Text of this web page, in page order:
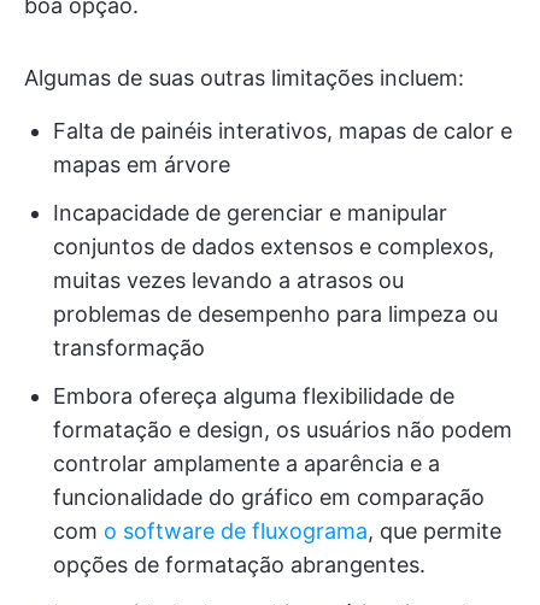
boa opção.
Algumas de suas outras limitações incluem:
Falta de painéis interativos, mapas de calor e
mapas em árvore
Incapacidade de gerenciar e manipular
conjuntos de dados extensos e complexos,
muitas vezes levando a atrasos ou
problemas de desempenho para limpeza ou
transformação
Embora ofereça alguma flexibilidade de
formatação e design, os usuários não podem
controlar amplamente a aparência e a
funcionalidade do gráfico em comparação
com o software de fluxograma, que permite
opções de formatação abrangentes.